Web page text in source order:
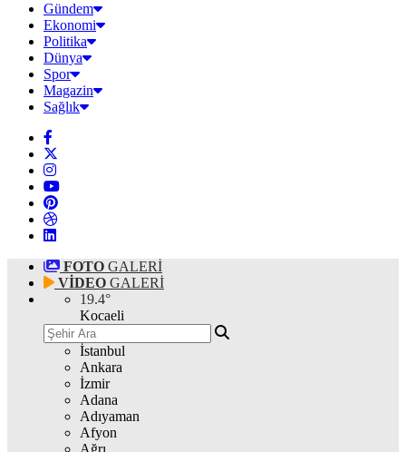
Gündem
Ekonomi
Politika
Dünya
Spor
Magazin
Sağlık
FOTO GALERİ
VİDEO GALERİ
19.4°
Kocaeli
İstanbul
Ankara
İzmir
Adana
Adıyaman
Afyon
Ağrı